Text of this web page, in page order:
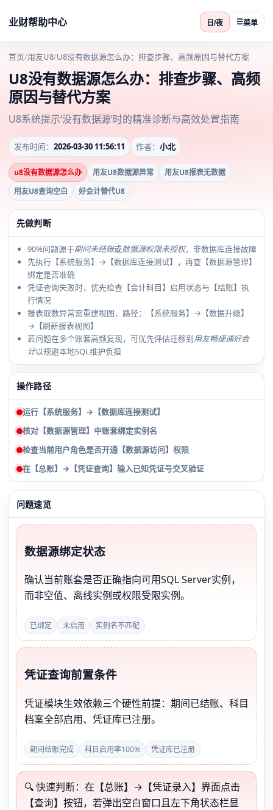
业财帮助中心 日/夜 ☰菜单
首页/用友U8/U8没有数据源怎么办：排查步骤、高频原因与替代方案
U8没有数据源怎么办：排查步骤、高频
原因与替代方案
U8系统提示‘没有数据源’时的精准诊断与高效处置指南
发布时间： 2026-03-30 11:56:11 作者： 小北
u8没有数据源怎么办 用友U8数据源异常
用友U8报表无数据
用友U8查询空白
好会计替代U8
先做判断
90%问题源于期间未结账或数据源权限未授权，非数据库连接故障
先执行【系统服务】→【数据库连接测试】，再查【数据源管理】
绑定是否准确
凭证查询失败时，优先检查【会计科目】启用状态与【结账】执
行情况
报表取数异常需重建视图，路径：【系统服务】→【数据升级】
→【刷新报表视图】
若问题在多个账套高频复现，可优先评估迁移到用友畅捷通好会
计以规避本地SQL维护负担
操作路径
运行【系统服务】→【数据库连接测试】
核对【数据源管理】中账套绑定实例名
检查当前用户角色是否开通【数据源访问】权限
在【总账】→【凭证查询】输入已知凭证号交叉验证
问题速览
数据源绑定状态
确认当前账套是否正确指向可用SQL Server实例，
而非空值、离线实例或权限受限实例。
已绑定 未启用 实例名不匹配
凭证查询前置条件
凭证模块生效依赖三个硬性前提：期间已结账、科目
档案全部启用、凭证库已注册。
期间结账完成 科目启用率100% 凭证库已注册
🔍 快速判断：在【总账】→【凭证录入】界面点击
【查询】按钮，若弹出空白窗口且左下角状态栏显